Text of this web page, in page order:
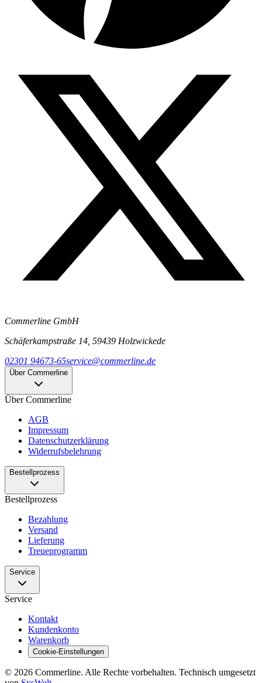
Commerline GmbH
Schäferkampstraße 14, 59439 Holzwickede
02301 94673-65service@commerline.de
Über Commerline
Über Commerline
AGB
Impressum
Datenschutzerklärung
Widerrufsbelehrung
Bestellprozess
Bestellprozess
Bezahlung
Versand
Lieferung
Treueprogramm
Service
Service
Kontakt
Kundenkonto
Warenkorb
Cookie-Einstellungen
© 2026 Commerline. Alle Rechte vorbehalten. Technisch umgesetzt